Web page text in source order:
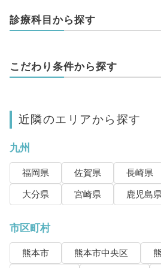
診療科目から探す
こだわり条件から探す
近隣のエリアから探す
九州
福岡県 佐賀県 長崎県
大分県
宮崎県 鹿児島県
市区町村
熊本市 熊本市中央区